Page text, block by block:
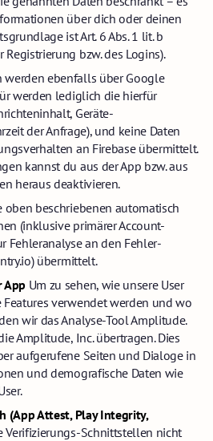
über dich oder deinen
ist Art. 6 Abs. 1 lit. b
Registrierung bzw. des Logins).
werden ebenfalls über Google
werden lediglich die hierfür
Geräte-
der Anfrage), und keine Daten
an Firebase übermittelt.
kannst du aus der App bzw. aus
heraus deaktivieren.
oben beschriebenen automatisch
(inklusive primärer Account-
Fehleranalyse an den Fehler-
übermittelt.
App Um zu sehen, wie unsere User
verwendet werden und wo
wir das Analyse-Tool Amplitude.
Amplitude, Inc. übertragen. Dies
aufgerufene Seiten und Dialoge in
und demografische Daten wie
(App Attest, Play Integrity,
Verifizierungs-Schnittstellen nicht